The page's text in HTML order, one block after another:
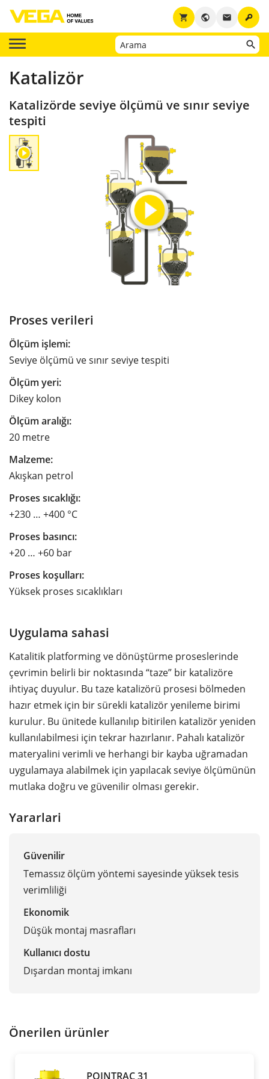
key
email
public
shopping_cart
Katalizör
Katalizörde seviye ölçümü ve sınır seviye
tespiti
Proses verileri
Ölçüm işlemi:
Seviye ölçümü ve sınır seviye tespiti
Ölçüm yeri:
Dikey kolon
Ölçüm aralığı:
20 metre
Malzeme:
Akışkan petrol
Proses sıcaklığı:
+230 … +400 °C
Proses basıncı:
+20 … +60 bar
Proses koşulları:
Yüksek proses sıcaklıkları
Uygulama sahasi
Katalitik platforming ve dönüştürme proseslerinde
çevrimin belirli bir noktasında “taze” bir katalizöre
ihtiyaç duyulur. Bu taze katalizörü prosesi bölmeden
hazır etmek için bir sürekli katalizör yenileme birimi
kurulur. Bu ünitede kullanılıp bitirilen katalizör yeniden
kullanılabilmesi için tekrar hazırlanır. Pahalı katalizör
materyalini verimli ve herhangi bir kayba uğramadan
uygulamaya alabilmek için yapılacak seviye ölçümünün
mutlaka doğru ve güvenilir olması gerekir.
Yararlari
Güvenilir
Temassız ölçüm yöntemi sayesinde yüksek tesis
verimliliği
Ekonomik
Düşük montaj masrafları
Kullanıcı dostu
Dışardan montaj imkanı
Önerilen ürünler
POINTRAC 31